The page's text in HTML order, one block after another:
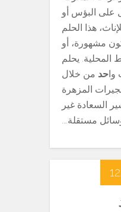
على البؤس أو
هذا الحلم
مشهورة، أو
المحلية. يحلم
واحد من خلال
المزهرة
السعادة غير
مستقلة….
12